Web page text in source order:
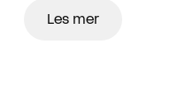
Les mer